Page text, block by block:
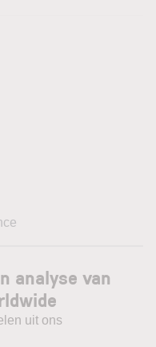
analyse van
uit ons